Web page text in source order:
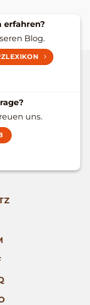
erfahren?
Blog.
uns.